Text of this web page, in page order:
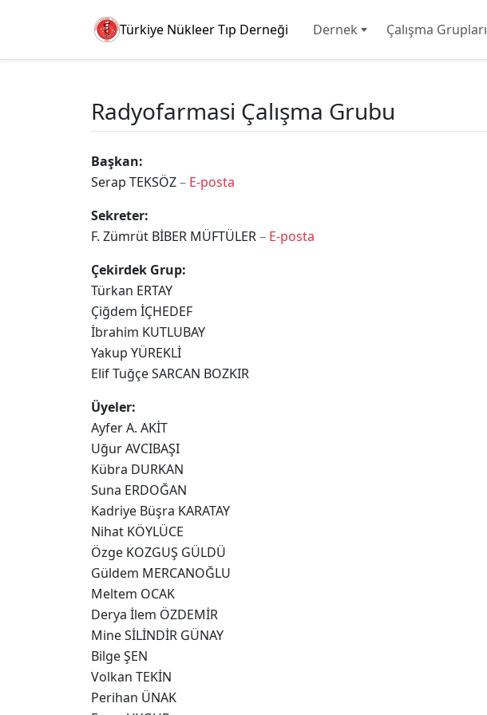
Türkiye Nükleer Tıp Derneği Dernek Çalışma Grupları
Radyofarmasi Çalışma Grubu
Başkan:
Serap TEKSÖZ– E-posta
Sekreter:
F. Zümrüt BİBER MÜFTÜLER– E-posta
Çekirdek Grup:
Türkan ERTAY
Çiğdem İÇHEDEF
İbrahim KUTLUBAY
Yakup YÜREKLİ
Elif Tuğçe SARCAN BOZKIR
Üyeler:
Ayfer A. AKİT
Uğur AVCIBAŞI
Kübra DURKAN
Suna ERDOĞAN
Kadriye Büşra KARATAY
Nihat KÖYLÜCE
Özge KOZGUŞ GÜLDÜ
Güldem MERCANOĞLU
Meltem OCAK
Derya İlem ÖZDEMİR
Mine SİLİNDİR GÜNAY
Bilge ŞEN
Volkan TEKİN
Perihan ÜNAK